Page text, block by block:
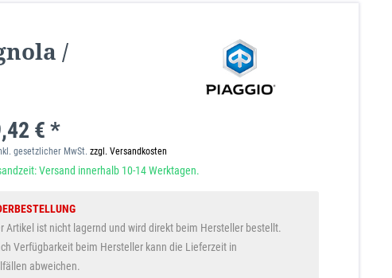
/
€ *
gesetzlicher MwSt.zzgl. Versandkosten
Versand innerhalb 10-14 Werktagen.
Artikel ist nicht lagernd und wird direkt beim Hersteller bestellt.
Verfügbarkeit beim Hersteller kann die Lieferzeit in
abweichen.